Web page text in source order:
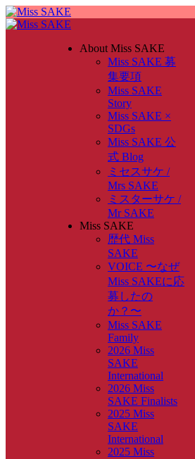
About Miss SAKE
Miss SAKE 募
集要項
Miss SAKE
Story
Miss SAKE ×
SDGs
Miss SAKE 公
式 Blog
ミセスサケ /
Mrs SAKE
ミスターサケ /
Mr SAKE
Miss SAKE
歴代 Miss
SAKE
VOICE 〜なぜ
Miss SAKEに応
募したの
か？〜
Miss SAKE
Family
2026 Miss
SAKE
International
2026 Miss
SAKE Finalists
2025 Miss
SAKE
International
2025 Miss